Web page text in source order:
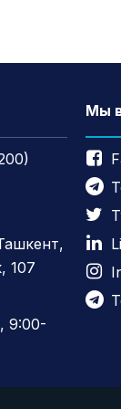
107
9:00-
Мы